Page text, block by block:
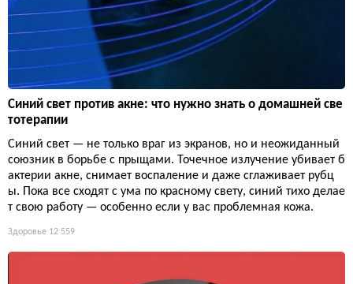
Синий свет против акне: что нужно знать о домашней све
тотерапии
Синий свет — не только враг из экранов, но и неожиданный
союзник в борьбе с прыщами. Точечное излучение убивает б
актерии акне, снимает воспаление и даже сглаживает рубц
ы. Пока все сходят с ума по красному свету, синий тихо делае
т свою работу — особенно если у вас проблемная кожа.
Здоровье 12 559